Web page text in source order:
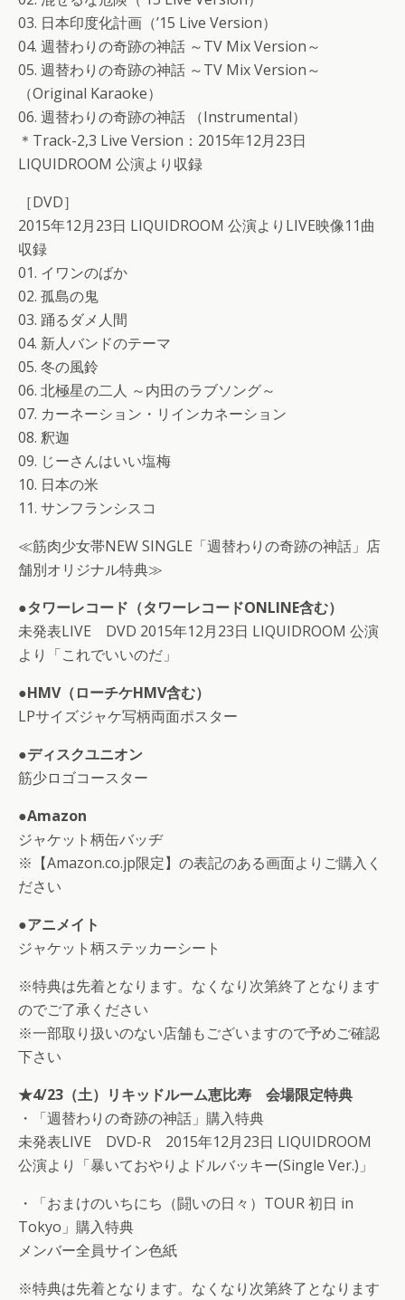
03. 日本印度化計画（’15 Live Version）
04. 週替わりの奇跡の神話 ～TV Mix Version～
05. 週替わりの奇跡の神話 ～TV Mix Version～
（Original Karaoke）
06. 週替わりの奇跡の神話 （Instrumental）
＊Track-2,3 Live Version：2015年12月23日
LIQUIDROOM 公演より収録
［DVD］
2015年12月23日 LIQUIDROOM 公演よりLIVE映像11曲
収録
01. イワンのばか
02. 孤島の鬼
03. 踊るダメ人間
04. 新人バンドのテーマ
05. 冬の風鈴
06. 北極星の二人 ～内田のラブソング～
07. カーネーション・リインカネーション
08. 釈迦
09. じーさんはいい塩梅
10. 日本の米
11. サンフランシスコ
≪筋肉少女帯NEW SINGLE「週替わりの奇跡の神話」店
舗別オリジナル特典≫
●タワーレコード（タワーレコードONLINE含む）
未発表LIVE DVD 2015年12月23日 LIQUIDROOM 公演
より「これでいいのだ」
●HMV（ローチケHMV含む）
LPサイズジャケ写柄両面ポスター
●ディスクユニオン
筋少ロゴコースター
●Amazon
ジャケット柄缶バッヂ
※【Amazon.co.jp限定】の表記のある画面よりご購入く
ださい
●アニメイト
ジャケット柄ステッカーシート
※特典は先着となります。なくなり次第終了となります
のでご了承ください
※一部取り扱いのない店舗もございますので予めご確認
下さい
★4/23（土）リキッドルーム恵比寿 会場限定特典
・「週替わりの奇跡の神話」購入特典
未発表LIVE DVD-R 2015年12月23日 LIQUIDROOM
公演より「暴いておやりよドルバッキー(Single Ver.)」
・「おまけのいちにち（闘いの日々）TOUR 初日 in
Tokyo」購入特典
メンバー全員サイン色紙
※特典は先着となります。なくなり次第終了となります